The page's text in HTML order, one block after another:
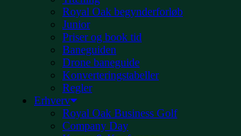
Royal Oak begynderforløb
Junior
Priser og book tid
Baneguiden
Drone baneguide
Konverteringstabeller
Regler
Erhverv
Royal Oak Business Golf
Company Day